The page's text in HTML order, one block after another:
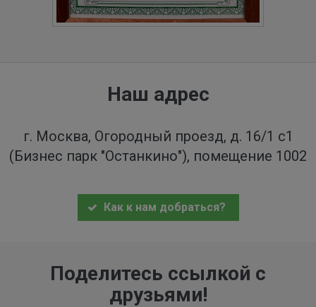
Наш адрес
г. Москва, Огородный проезд, д. 16/1 с1
(Бизнес парк "Останкино"), помещение 1002
Как к нам добраться?
Поделитесь ссылкой с
друзьями!